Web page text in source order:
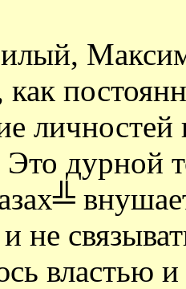
как
Это дурной
не
властью